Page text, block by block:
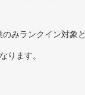
みランクイン対象
ります。